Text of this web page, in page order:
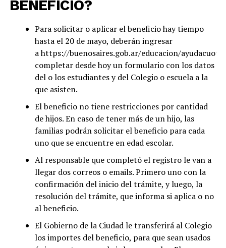
BENEFICIO?
Para solicitar o aplicar el beneficio hay tiempo
hasta el 20 de mayo, deberán ingresar
a https://buenosaires.gob.ar/educacion/
completar desde hoy un formulario con los datos
del o los estudiantes y del Colegio o escuela a la
que asisten.
El beneficio no tiene restricciones por cantidad
de hijos. En caso de tener más de un hijo, las
familias podrán solicitar el beneficio para cada
uno que se encuentre en edad escolar.
Al responsable que completó el registro le van a
llegar dos correos o emails. Primero uno con la
confirmación del inicio del trámite, y luego, la
resolución del trámite, que informa si aplica o no
al beneficio.
El Gobierno de la Ciudad le transferirá al Colegio
los importes del beneficio, para que sean usados